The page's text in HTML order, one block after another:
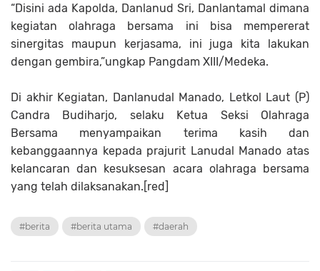
“Disini ada Kapolda, Danlanud Sri, Danlantamal dimana
kegiatan olahraga bersama ini bisa mempererat
sinergitas maupun kerjasama, ini juga kita lakukan
dengan gembira,”ungkap Pangdam XIII/Medeka.
Di akhir Kegiatan, Danlanudal Manado, Letkol Laut (P)
Candra Budiharjo, selaku Ketua Seksi Olahraga
Bersama menyampaikan terima kasih dan
kebanggaannya kepada prajurit Lanudal Manado atas
kelancaran dan kesuksesan acara olahraga bersama
yang telah dilaksanakan.[red]
#berita #berita utama #daerah